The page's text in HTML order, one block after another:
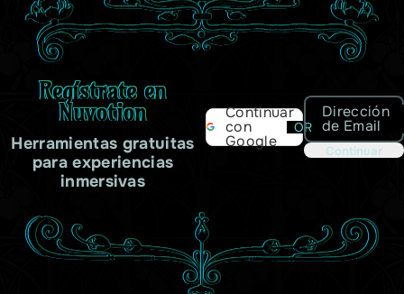
Regístrate en
Nuvotion
Herramientas gratuitas
para experiencias
inmersivas
Continuar
con
Google
OR
Dirección
de Email
Continuar